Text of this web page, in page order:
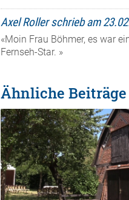
Axel Roller schrieb am
«Moin Frau Böhmer, es war
Fernseh-Star. »
Ähnliche Beiträge